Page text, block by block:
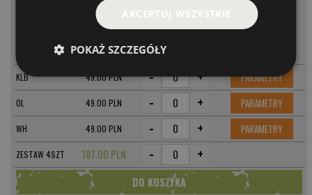
CENA
49.00 PLN -
KLB 49.00 PLN - + PARAMETRY
OL 49.00 PLN - + PARAMETRY
WH 49.00 PLN - + PARAMETRY
ZESTAW 4SZT 187.00 PLN - +
AKCEPTUJ WSZYSTKIE
POKAŻ SZCZEGÓŁY